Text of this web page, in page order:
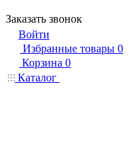
Заказать звонок
Войти
Избранные товары 0
Корзина 0
Каталог